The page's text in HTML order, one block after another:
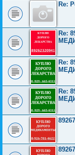
Re:
Re:
Re:
Re: